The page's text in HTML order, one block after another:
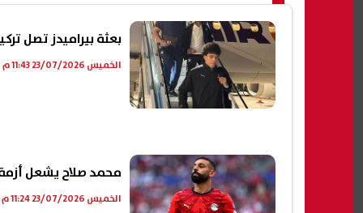
بعثة بيراميدز تصل
الخميس 23/07/2026 11:43 م
محمد صلاح يشعل
الخميس 23/07/2026 11:24 م